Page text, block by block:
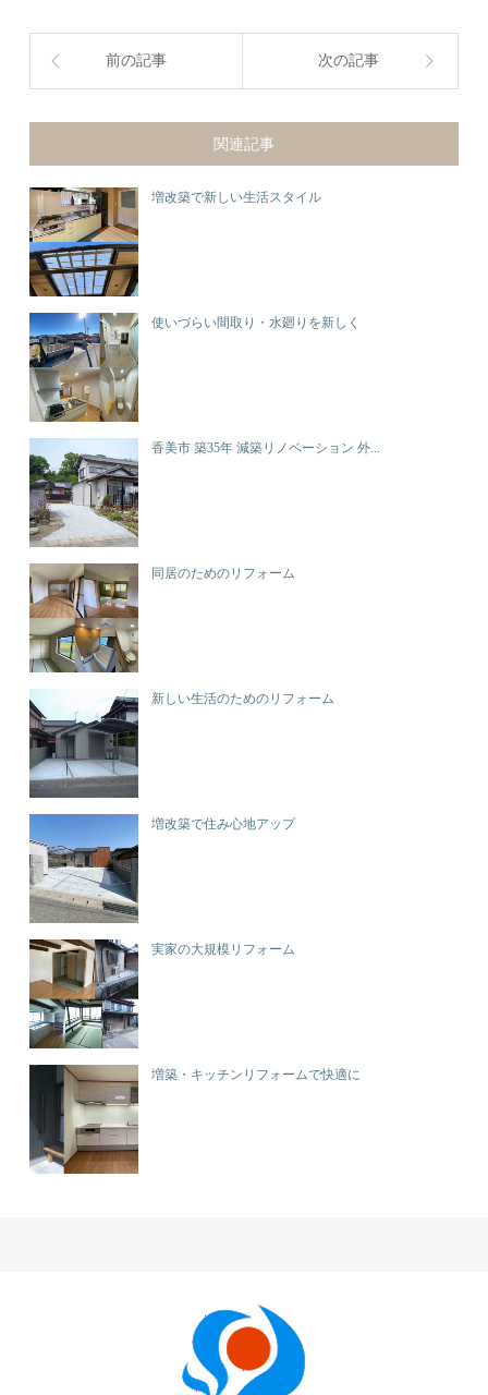
前の記事 次の記事
関連記事
増改築で新しい生活スタイル
使いづらい間取り・水廻りを新しく
香美市 築35年 減築リノベーション 外...
同居のためのリフォーム
新しい生活のためのリフォーム
増改築で住み心地アップ
実家の大規模リフォーム
増築・キッチンリフォームで快適に